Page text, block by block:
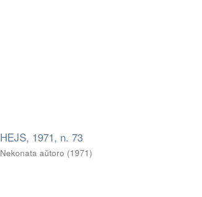
HEJS, 1971, n. 73
Nekonata aŭtoro (1971)